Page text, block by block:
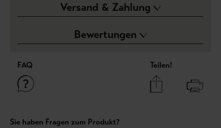
Versand & Zahlung
Bewertungen
FAQ Teilen!
Sie haben Fragen zum Produkt?